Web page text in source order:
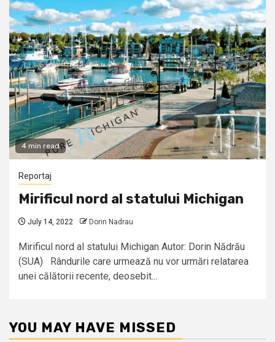
4 min read
Reportaj
Mirificul nord al statului Michigan
July 14, 2022 Dorin Nadrau
Mirificul nord al statului Michigan Autor: Dorin Nădrău
(SUA) Rândurile care urmează nu vor urmări relatarea
unei călătorii recente, deosebit...
YOU MAY HAVE MISSED